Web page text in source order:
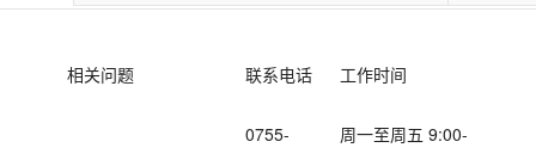
相关问题 联系电话 工作时间
0755-
周一至周五 9:00-